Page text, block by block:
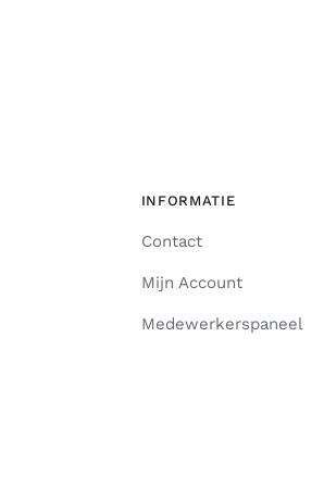
INFORMATIE
Contact
Mijn Account
Medewerkerspaneel